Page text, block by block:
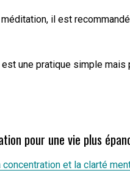
il est
une pratique simple
pour une vie plus
et la clarté